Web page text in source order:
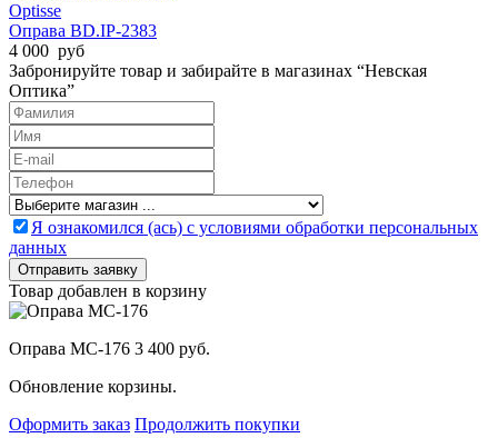
Optisse
Оправа BD.IP-2383
4 000 руб
Забронируйте товар и забирайте в магазинах “Невская
Оптика”
Я ознакомился (ась) с условиями обработки персональных
данных
Товар добавлен в корзину
Оправа MC-176 3 400 руб.
Обновление корзины.
Оформить заказ Продолжить покупки